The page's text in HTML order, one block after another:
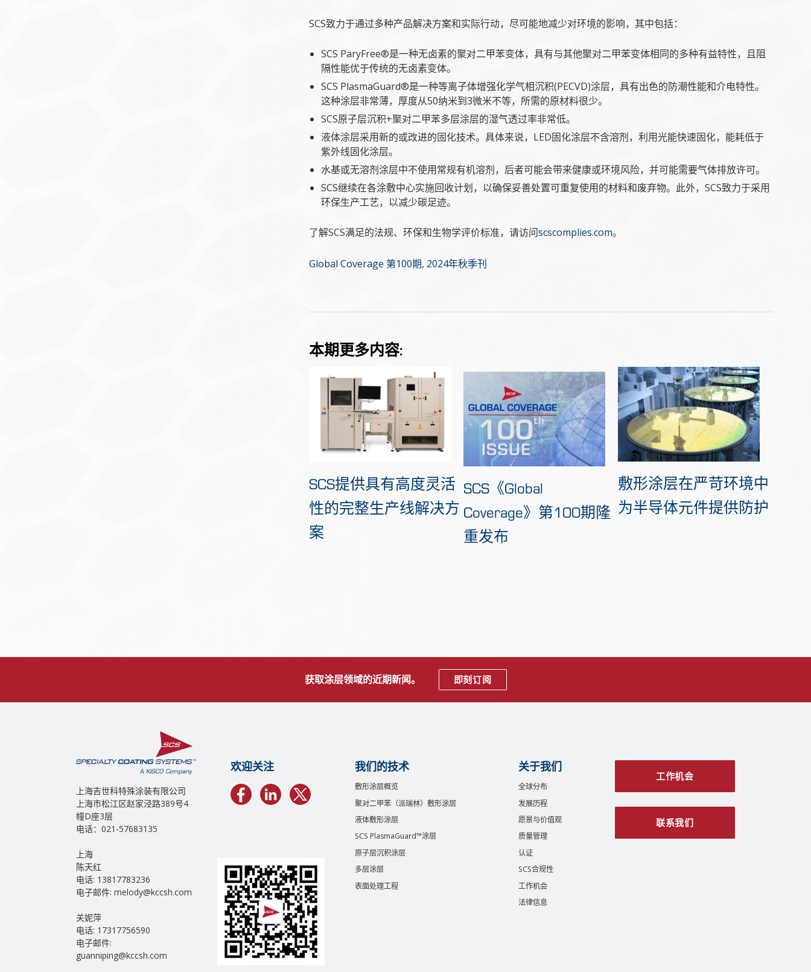
SCS致力于通过多种产品解决方案和实际行动，尽可能地减少对环境的影响，其中包括：
SCS ParyFree®是一种无卤素的聚对二甲苯变体，具有与其他聚对二甲苯变体相同的多种有益特性，且阻
隔性能优于传统的无卤素变体。
SCS PlasmaGuard®是一种等离子体增强化学气相沉积(PECVD)涂层，具有出色的防潮性能和介电特性。
这种涂层非常薄，厚度从50纳米到3微米不等，所需的原材料很少。
SCS原子层沉积+聚对二甲苯多层涂层的湿气透过率非常低。
液体涂层采用新的或改进的固化技术。具体来说，LED固化涂层不含溶剂，利用光能快速固化，能耗低于
紫外线固化涂层。
水基或无溶剂涂层中不使用常规有机溶剂，后者可能会带来健康或环境风险，并可能需要气体排放许可。
SCS继续在各涂敷中心实施回收计划，以确保妥善处置可重复使用的材料和废弃物。此外，SCS致力于采用
环保生产工艺，以减少碳足迹。
了解SCS满足的法规、环保和生物学评价标准，请访问scscomplies.com。
Global Coverage 第100期, 2024年秋季刊
本期更多内容:
SCS提供具有高度灵活
性的完整生产线解决方
案
SCS《Global
Coverage》第100期隆
重发布
敷形涂层在严苛环境中
为半导体元件提供防护
获取涂层领域的近期新闻。 即刻订阅
上海吉世科特殊涂装有限公司
上海市松江区赵家泾路389号4
幢D座3层
电话：021-57683135
上海
陈天红
电话: 13817783236
电子邮件: melody@kccsh.com
关妮萍
电话: 17317756590
电子邮件:
guanniping@kccsh.com
欢迎关注 我们的技术
敷形涂层概览
聚对二甲苯（派瑞林）敷形涂层
液体敷形涂层
SCS PlasmaGuard™涂层
原子层沉积涂层
多层涂层
表面处理工程
关于我们
全球分布
发展历程
愿景与价值观
质量管理
认证
SCS合规性
工作机会
法律信息
工作机会
联系我们